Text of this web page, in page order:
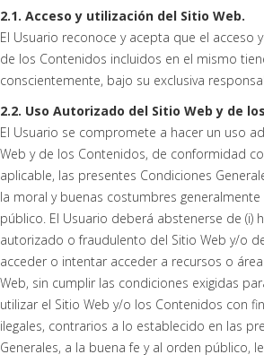
2.1. Acceso y utilización del Sitio Web.
El Usuario reconoce y acepta que el acceso
de los Contenidos incluidos en el mismo
conscientemente, bajo su exclusiva
2.2. Uso Autorizado del Sitio Web y de
El Usuario se compromete a hacer un uso
Web y de los Contenidos, de conformidad
aplicable, las presentes Condiciones
la moral y buenas costumbres
público. El Usuario deberá abstenerse de (i)
autorizado o fraudulento del Sitio Web y/o
acceder o intentar acceder a recursos o
Web, sin cumplir las condiciones exigidas
utilizar el Sitio Web y/o los Contenidos con
ilegales, contrarios a lo establecido en las
Generales, a la buena fe y al orden público,